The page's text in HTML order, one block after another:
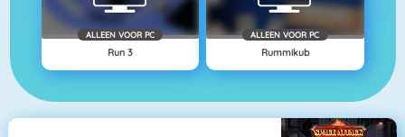
ALLEEN VOOR PC
Run 3
ALLEEN VOOR PC
Rummikub